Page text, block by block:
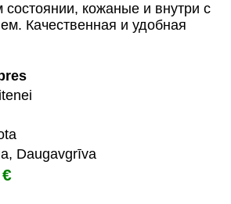
кожаные и внутри с
Качественная и удобная
Daugavgrīva